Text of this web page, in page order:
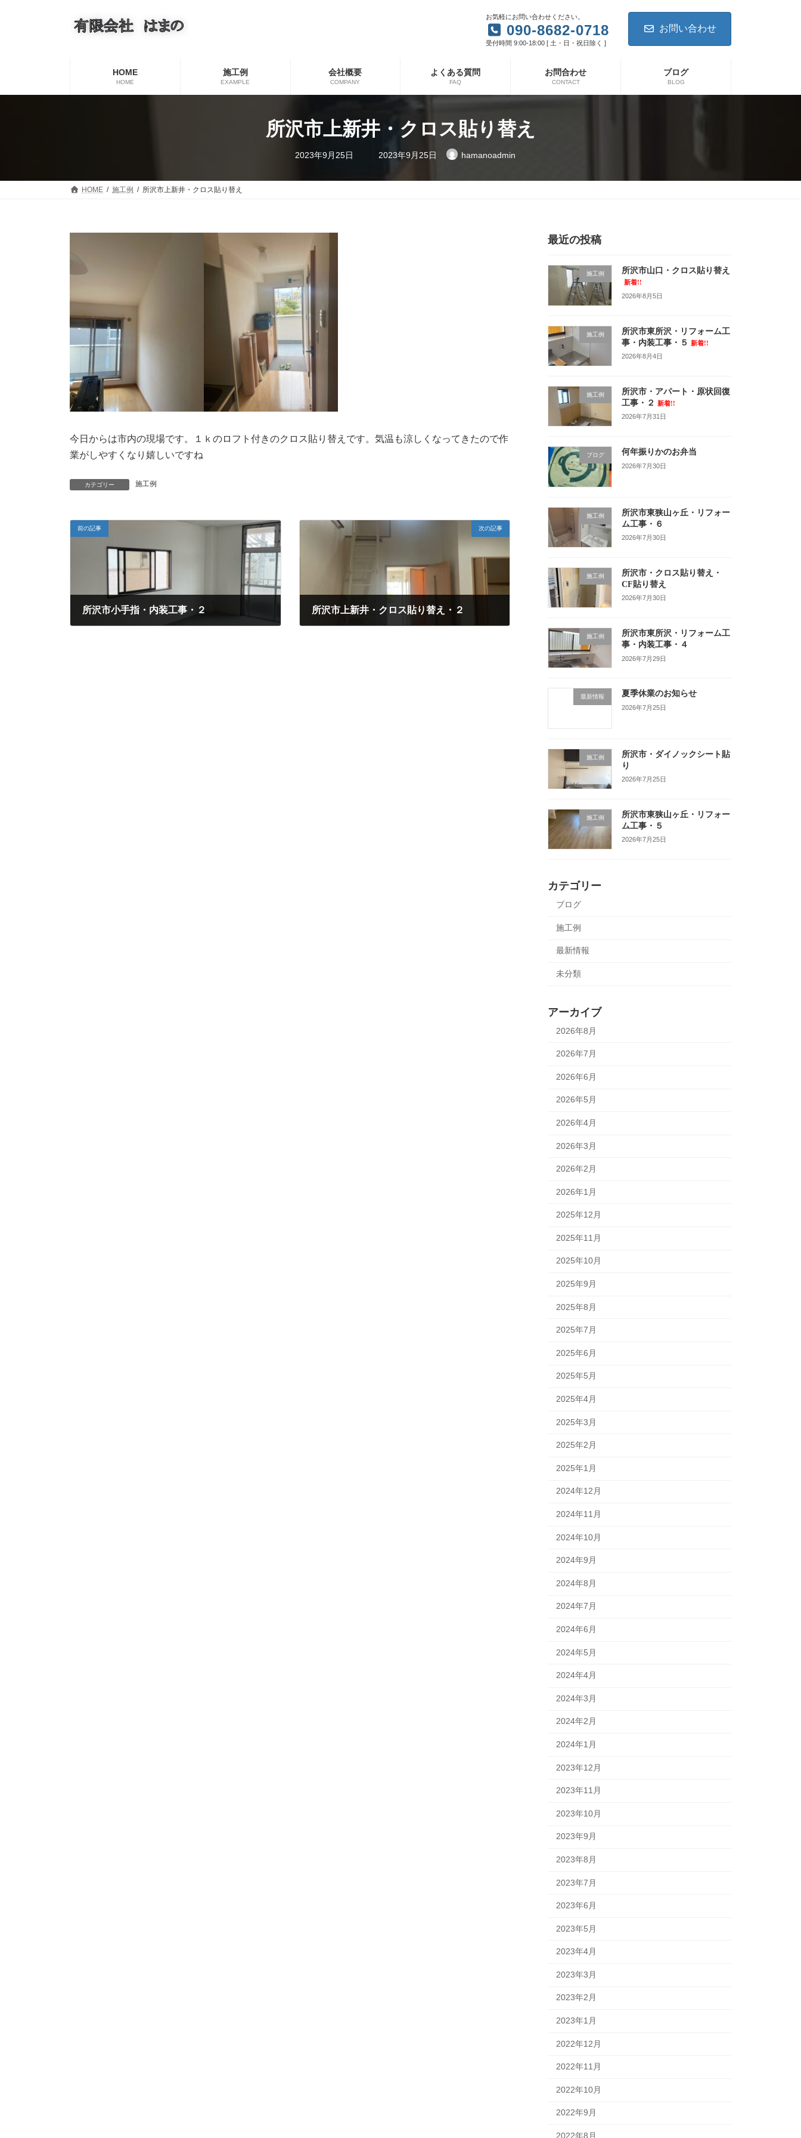
キ
に
お気軽にお問い合わせください。
090-8682-0718
受付時間 9:00-18:00 [ 土・日・祝日除く ]
お問い合わせ
HOME
HOME
施工例
EXAMPLE
会社概要
COMPANY
よくある質問
FAQ
お問合わせ
CONTACT
ブログ
BLOG
所沢市上新井・クロス貼り替え
2023年9月25日
最
終
日
2023年9月25日 hamanoadmin
HOME 施工例 所沢市上新井・クロス貼り替え
今日からは市内の現場です。１ｋのロフト付きのクロス貼り替えです。気温も涼しくなってきたので作
業がしやすくなり嬉しいですね
カテゴリー 施工例
前の記事
所沢市小手指・内装工事・２
次の記事
所沢市上新井・クロス貼り替え・２
最近の投稿
施工例 所沢市山口・クロス貼り替え
新着!!
2026年8月5日
施工例
所沢市東所沢・リフォーム工
事・内装工事・５
新着!!
2026年8月4日
施工例
所沢市・アパート・原状回復
工事・２
新着!!
2026年7月31日
ブログ 何年振りかのお弁当
2026年7月30日
施工例
所沢市東狭山ヶ丘・リフォー
ム工事・６
2026年7月30日
施工例
所沢市・クロス貼り替え・
CF貼り替え
2026年7月30日
施工例
所沢市東所沢・リフォーム工
事・内装工事・４
2026年7月29日
最新情報 夏季休業のお知らせ
2026年7月25日
施工例
所沢市・ダイノックシート貼
り
2026年7月25日
施工例
所沢市東狭山ヶ丘・リフォー
ム工事・５
2026年7月25日
カテゴリー
ブログ
施工例
最新情報
未分類
アーカイブ
2026年8月
2026年7月
2026年6月
2026年5月
2026年4月
2026年3月
2026年2月
2026年1月
2025年12月
2025年11月
2025年10月
2025年9月
2025年8月
2025年7月
2025年6月
2025年5月
2025年4月
2025年3月
2025年2月
2025年1月
2024年12月
2024年11月
2024年10月
2024年9月
2024年8月
2024年7月
2024年6月
2024年5月
2024年4月
2024年3月
2024年2月
2024年1月
2023年12月
2023年11月
2023年10月
2023年9月
2023年8月
2023年7月
2023年6月
2023年5月
2023年4月
2023年3月
2023年2月
2023年1月
2022年12月
2022年11月
2022年10月
2022年9月
2022年8月